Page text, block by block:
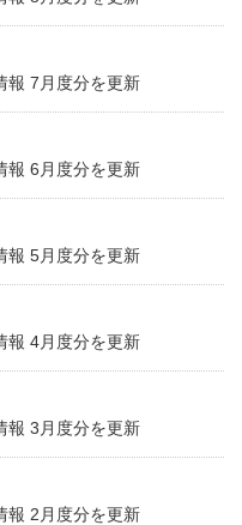
報 7月度分を更新
報 6月度分を更新
報 5月度分を更新
報 4月度分を更新
報 3月度分を更新
報 2月度分を更新